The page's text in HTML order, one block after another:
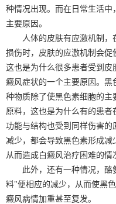
种情况出现。而在日常生活
主要原因。
人体的皮肤有应激机制，
损伤时，皮肤的应激机制会促
这也是为什么很多患者受到皮
癜风症状的一个主要原因。
种物质除了使黑色素细胞的
原料，这也是为什么有的患
功能与结构也受到同样伤害
减少，都会导致黑色素形成减
从而造成白癜风治疗困难的情
此外，还有一种情况，酪
料"便相应的减少，从而使黑
癜风病情加重甚至复发。